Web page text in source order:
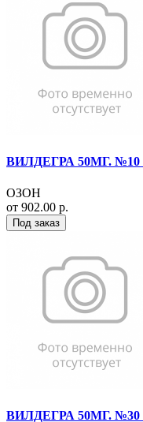
ВИЛДЕГРА 50МГ.
ОЗОН
от 902.00 р.
Под заказ
ВИЛДЕГРА 50МГ.